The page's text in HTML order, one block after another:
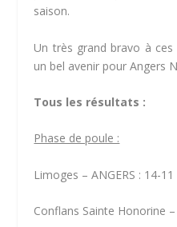
saison.
Un très grand bravo à
un bel avenir pour Angers
Tous les résultats :
Phase de poule :
Limoges – ANGERS : 14-11
Conflans Sainte Honorine –